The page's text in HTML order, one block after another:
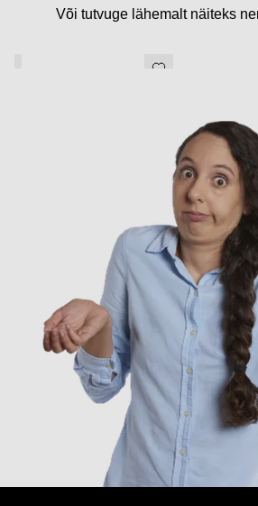
Või tutvuge lähemalt näiteks